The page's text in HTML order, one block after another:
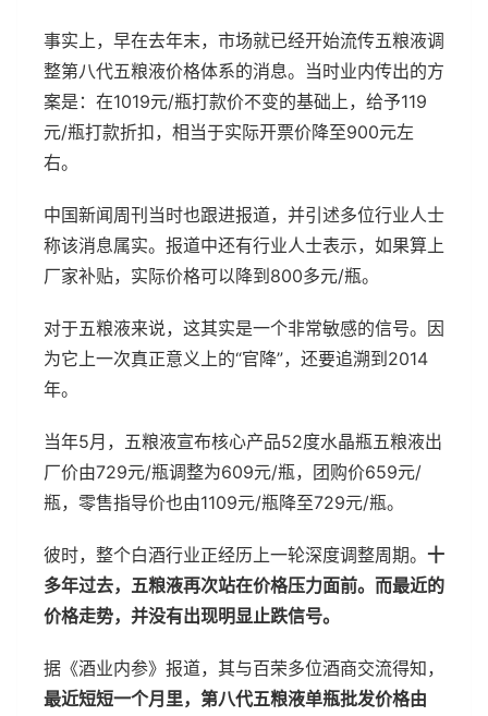
事实上，早在去年末，市场就已经开始流传五粮液调
整第八代五粮液价格体系的消息。当时业内传出的方
案是：在1019元/瓶打款价不变的基础上，给予119
元/瓶打款折扣，相当于实际开票价降至900元左
右。
中国新闻周刊当时也跟进报道，并引述多位行业人士
称该消息属实。报道中还有行业人士表示，如果算上
厂家补贴，实际价格可以降到800多元/瓶。
对于五粮液来说，这其实是一个非常敏感的信号。因
为它上一次真正意义上的“官降”，还要追溯到2014
年。
当年5月，五粮液宣布核心产品52度水晶瓶五粮液出
厂价由729元/瓶调整为609元/瓶，团购价659元/
瓶，零售指导价也由1109元/瓶降至729元/瓶。
彼时，整个白酒行业正经历上一轮深度调整周期。 十
多年过去，五粮液再次站在价格压力面前。而最近的
价格走势，并没有出现明显止跌信号。
据《酒业内参》报道，其与百荣多位酒商交流得知，
最近短短一个月里，第八代五粮液单瓶批发价格由